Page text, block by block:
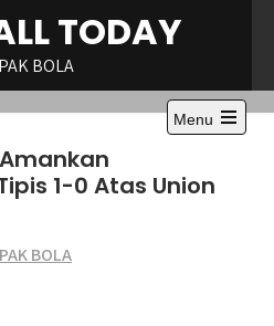
TODAY
BOLA
Menu
Open
menu
1-0 Atas Union
BOLA